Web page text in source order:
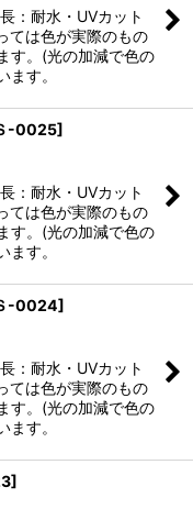
：耐水・UVカット
ては色が実際のもの
す。(光の加減で色の
す。
-0025]
：耐水・UVカット
ては色が実際のもの
す。(光の加減で色の
す。
-0024]
：耐水・UVカット
ては色が実際のもの
す。(光の加減で色の
す。
]